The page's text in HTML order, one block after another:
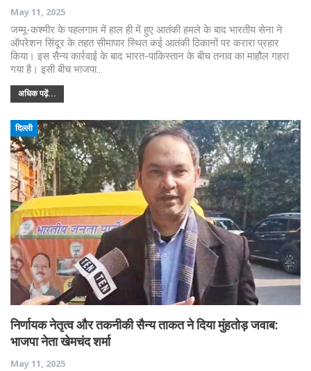
May 11, 2025
जम्मू-कश्मीर के पहलगाम में हाल ही में हुए आतंकी हमले के बाद भारतीय सेना ने
ऑपरेशन सिंदूर के तहत सीमापार स्थित कई आतंकी ठिकानों पर करारा प्रहार
किया। इस सैन्य कार्रवाई के बाद भारत-पाकिस्तान के बीच तनाव का माहौल गहरा
गया है। इसी बीच भाजपा…
अधिक पढ़ें...
दिल्ली
निर्णायक नेतृत्व और तकनीकी सैन्य ताकत ने दिया मुंहतोड़ जवाब:
भाजपा नेता खेमचंद शर्मा
May 11, 2025